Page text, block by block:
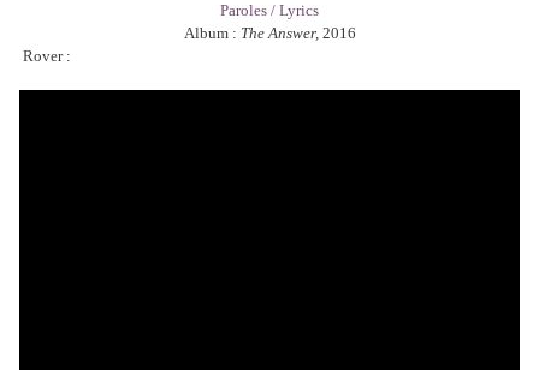
Paroles / Lyrics
Album : The Answer,2016
Rover :